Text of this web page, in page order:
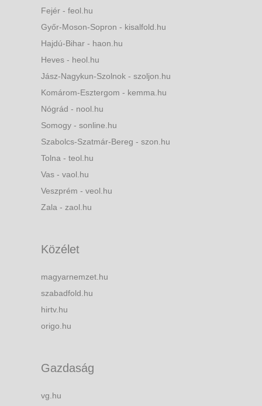
Fejér - feol.hu
Győr-Moson-Sopron - kisalfold.hu
Hajdú-Bihar - haon.hu
Heves - heol.hu
Jász-Nagykun-Szolnok - szoljon.hu
Komárom-Esztergom - kemma.hu
Nógrád - nool.hu
Somogy - sonline.hu
Szabolcs-Szatmár-Bereg - szon.hu
Tolna - teol.hu
Vas - vaol.hu
Veszprém - veol.hu
Zala - zaol.hu
Közélet
magyarnemzet.hu
szabadfold.hu
hirtv.hu
origo.hu
Gazdaság
vg.hu